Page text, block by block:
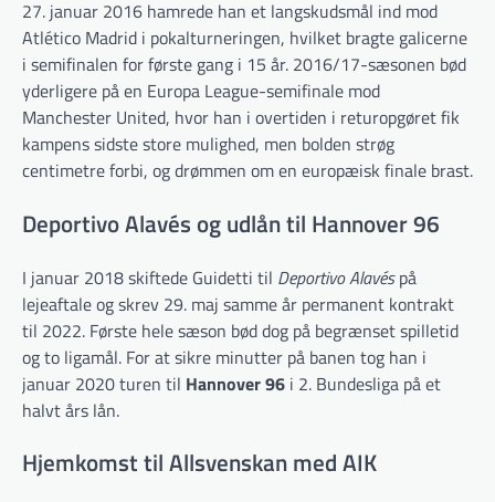
27. januar 2016 hamrede han et langskudsmål ind mod
Atlético Madrid i pokalturneringen, hvilket bragte galicerne
i semifinalen for første gang i 15 år. 2016/17-sæsonen bød
yderligere på en Europa League-semifinale mod
Manchester United, hvor han i overtiden i returopgøret fik
kampens sidste store mulighed, men bolden strøg
centimetre forbi, og drømmen om en europæisk finale brast.
Deportivo Alavés og udlån til Hannover 96
I januar 2018 skiftede Guidetti til Deportivo Alavéspå
lejeaftale og skrev 29. maj samme år permanent kontrakt
til 2022. Første hele sæson bød dog på begrænset spilletid
og to ligamål. For at sikre minutter på banen tog han i
januar 2020 turen til Hannover 96 i 2. Bundesliga på et
halvt års lån.
Hjemkomst til Allsvenskan med AIK